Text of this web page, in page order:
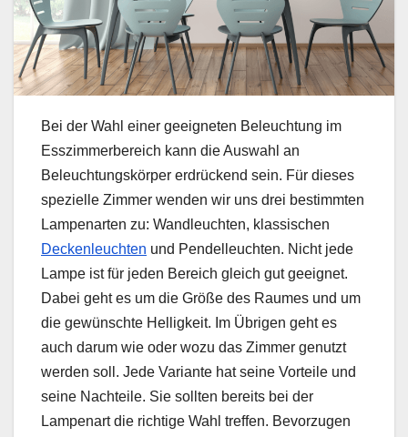
Bei der Wahl einer geeigneten Beleuchtung im
Esszimmerbereich kann die Auswahl an
Beleuchtungskörper erdrückend sein. Für dieses
spezielle Zimmer wenden wir uns drei bestimmten
Lampenarten zu: Wandleuchten, klassischen
Deckenleuchten und Pendelleuchten. Nicht jede
Lampe ist für jeden Bereich gleich gut geeignet.
Dabei geht es um die Größe des Raumes und um
die gewünschte Helligkeit. Im Übrigen geht es
auch darum wie oder wozu das Zimmer genutzt
werden soll. Jede Variante hat seine Vorteile und
seine Nachteile. Sie sollten bereits bei der
Lampenart die richtige Wahl treffen. Bevorzugen